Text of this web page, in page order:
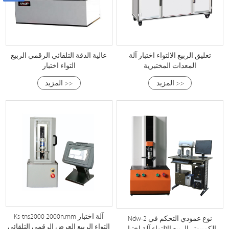
عالية الدقة التلقائي الرقمي الربيع
التواء اختبار
المزيد >>
تعليق الربيع الالتواء اختبار آلة
المعدات المختبرية
المزيد >>
Ks-tns2000 2000n.mm آلة اختبار
التواء الربيع العرض الرقمي التلقائي
Ndw-2 نوع عمودي التحكم في